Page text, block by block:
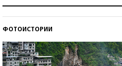
ФОТОИСТОРИИ